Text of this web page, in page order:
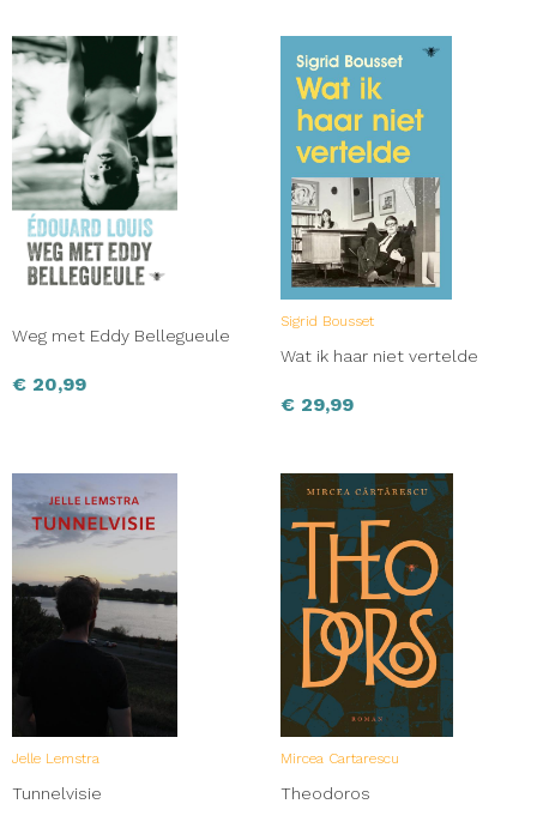
Weg met Eddy Bellegueule
€ 20,99
Sigrid Bousset
Wat ik haar niet vertelde
€ 29,99
Jelle Lemstra
Tunnelvisie
Mircea Cartarescu
Theodoros